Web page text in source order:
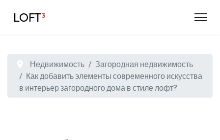
LOFT³
Недвижимость
Загородная недвижимость
Как добавить элементы современного искусства
в интерьер загородного дома в стиле лофт?